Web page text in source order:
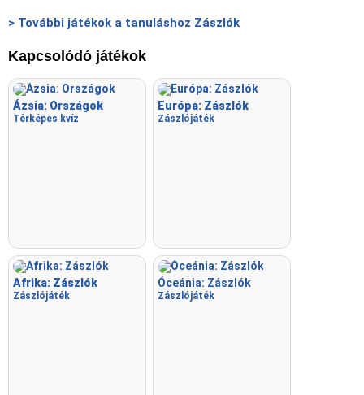
> További játékok a tanuláshoz Zászlók
Kapcsolódó játékok
Ázsia: Országok
Térképes kvíz
Európa: Zászlók
Zászlójáték
Afrika: Zászlók
Zászlójáték
Óceánia: Zászlók
Zászlójáték